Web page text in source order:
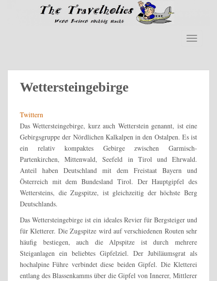
Wettersteingebirge
Twittern
Das Wettersteingebirge, kurz auch Wetterstein genannt, ist eine
Gebirgsgruppe der Nördlichen Kalkalpen in den Ostalpen. Es ist
ein relativ kompaktes Gebirge zwischen Garmisch-
Partenkirchen, Mittenwald, Seefeld in Tirol und Ehrwald.
Anteil haben Deutschland mit dem Freistaat Bayern und
Österreich mit dem Bundesland Tirol. Der Hauptgipfel des
Wettersteins, die Zugspitze, ist gleichzeitig der höchste Berg
Deutschlands.
Das Wettersteingebirge ist ein ideales Revier für Bergsteiger und
für Kletterer. Die Zugspitze wird auf verschiedenen Routen sehr
häufig bestiegen, auch die Alpspitze ist durch mehrere
Steiganlagen ein beliebtes Gipfelziel. Der Jubiläumsgrat als
hochalpine Führe verbindet diese beiden Gipfel. Die Kletterei
entlang des Blassenkamms über die Gipfel von Innerer, Mittlerer